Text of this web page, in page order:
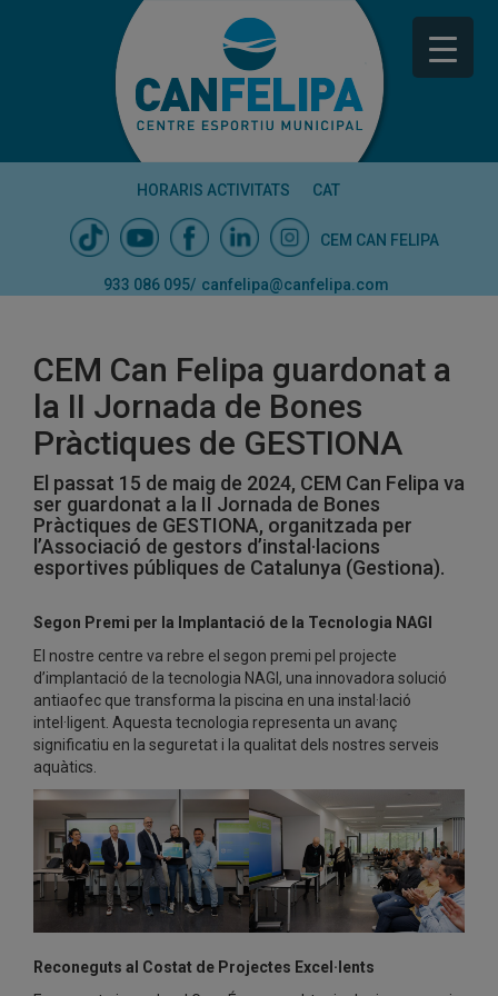
HORARIS ACTIVITATS CAT
CEM CAN FELIPA
933 086 095/ canfelipa@canfelipa.com
CEM Can Felipa guardonat a
la II Jornada de Bones
Pràctiques de GESTIONA
El passat 15 de maig de 2024, CEM Can Felipa va
ser guardonat a la II Jornada de Bones
Pràctiques de GESTIONA, organitzada per
l’Associació de gestors d’instal·lacions
esportives públiques de Catalunya (Gestiona).
Segon Premi per la Implantació de la Tecnologia NAGI
El nostre centre va rebre el segon premi pel projecte
d’implantació de la tecnologia NAGI, una innovadora solució
antiaofec que transforma la piscina en una instal·lació
intel·ligent. Aquesta tecnologia representa un avanç
significatiu en la seguretat i la qualitat dels nostres serveis
aquàtics.
Reconeguts al Costat de Projectes Excel·lents